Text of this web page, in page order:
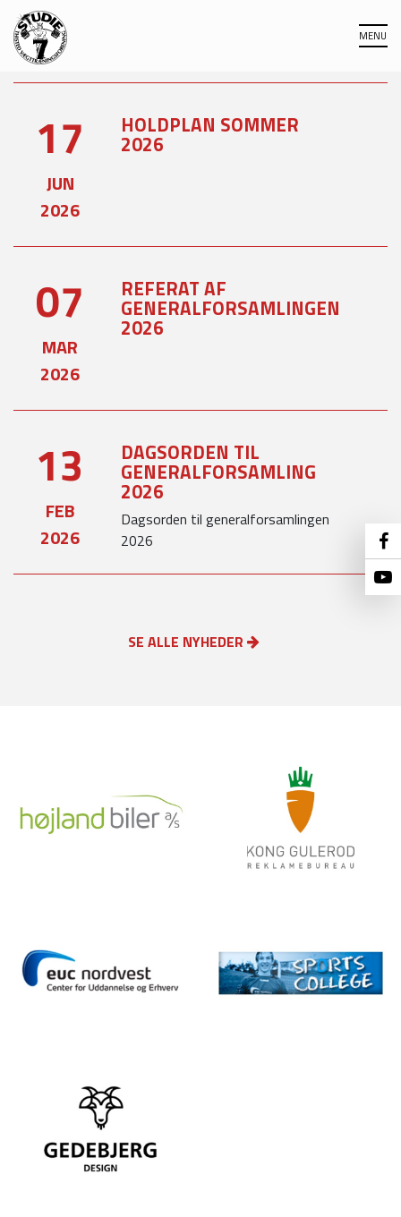
17
JUN
2026
HOLDPLAN SOMMER
2026
07
MAR
2026
REFERAT AF
GENERALFORSAMLINGEN
2026
13
FEB
2026
DAGSORDEN TIL
GENERALFORSAMLING
2026
Dagsorden til generalforsamlingen
2026
SE ALLE NYHEDER